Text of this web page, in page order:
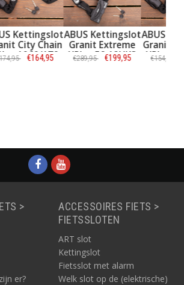
ABUS Kettingslot
Granit Extreme
XPlus 59 12HKS
170 cm zwart
€289,95 €199,95
ABUS Kettingslot
Granit City Chain
XPlus 1060/110
€154,95 €124,95
>
er?
ACCESSOIRES FIETS >
FIETSSLOTEN
ART slot
Kettingslot
Fietsslot met alarm
Welk slot op de (elektrische)